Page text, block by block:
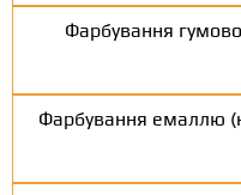
Фарбування
Фарбування емаллю